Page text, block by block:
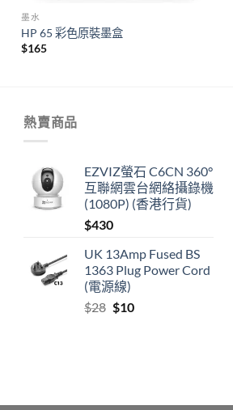
墨水
HP 65 彩色原裝墨盒
$165
熱賣商品
EZVIZ螢石 C6CN 360°
互聯網雲台網絡攝錄機
(1080P) (香港行貨)
$430
UK 13Amp Fused BS
1363 Plug Power Cord
(電源線)
$28 Original
$10Current